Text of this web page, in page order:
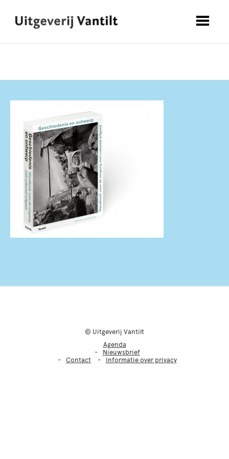
© Uitgeverij Vantilt
Agenda
Nieuwsbrief
Contact
Informatie over privacy